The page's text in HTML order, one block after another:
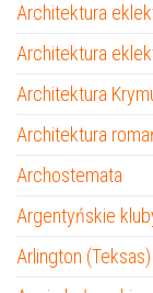
Architektura
Architektura
Architektura
Architektura
Archostemata
Argentyńskie
Arlington (Teksas)